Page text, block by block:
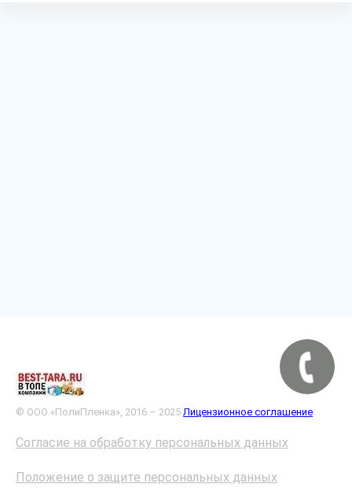
© ООО «ПолиПленка», 2016 – 2025 Лицензионное соглашение
Согласие на обработку персональных данных
Положение о защите персональных данных